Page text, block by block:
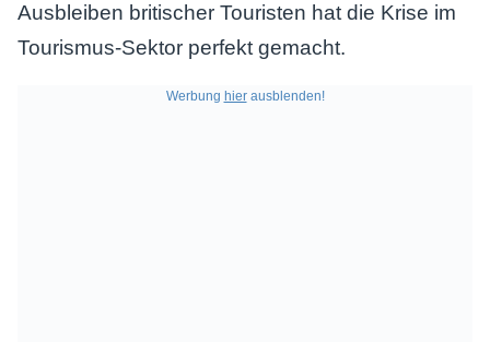
Ausbleiben britischer Touristen hat die Krise im
Tourismus-Sektor perfekt gemacht.
Werbung hierausblenden!